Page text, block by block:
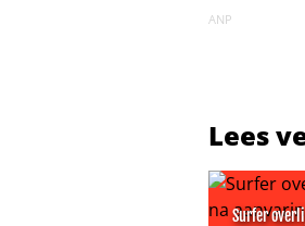
ANP
Lees
Surfer